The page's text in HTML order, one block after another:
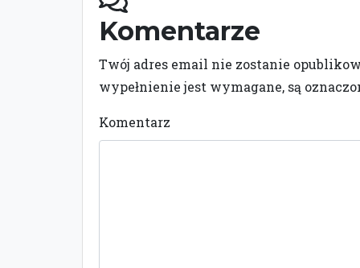
Komentarze
Twój adres email nie zostanie
wypełnienie jest wymagane, są
Komentarz